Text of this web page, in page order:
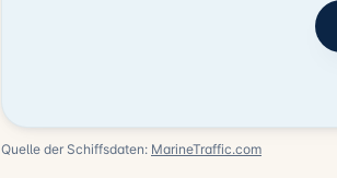
Quelle der Schiffsdaten: MarineTraffic.com